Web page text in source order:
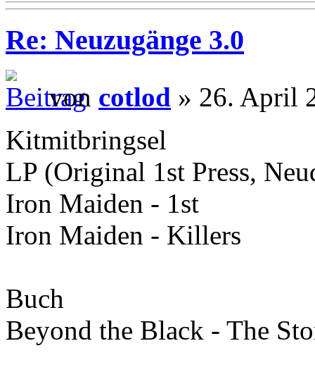
Re: Neuzugänge 3.0
von cotlod » 26. April
Kitmitbringsel
LP (Original 1st Press,
Iron Maiden - 1st
Iron Maiden - Killers
Buch
Beyond the Black - The